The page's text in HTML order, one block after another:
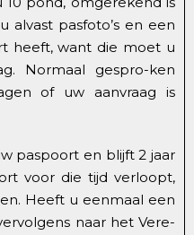
alvast pasfoto’s en een
heeft, want die moet u
Normaal gespro-ken
of uw aanvraag is
paspoort en blijft 2 jaar
voor die tijd verloopt,
Heeft u eenmaal een
naar het Vere-